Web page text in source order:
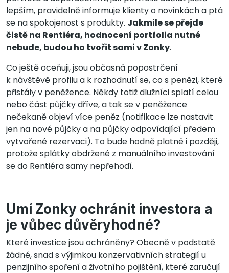
lepším, pravidelně informuje klienty o novinkách a ptá
se na spokojenost s produkty. Jakmile se přejde
čistě na Rentiéra, hodnocení portfolia nutné
nebude, budou ho tvořit sami v Zonky.
Co ještě oceňuji, jsou občasná popostrčení
k návštěvě profilu a k rozhodnutí se, co s penězi, které
přistály v peněžence. Někdy totiž dlužníci splatí celou
nebo část půjčky dříve, a tak se v peněžence
nečekaně objeví více peněz (notifikace lze nastavit
jen na nové půjčky a na půjčky odpovídající předem
vytvořené rezervaci). To bude hodně platné i později,
protože splátky obdržené z manuálního investování
se do Rentiéra samy nepřehodí.
Umí Zonky ochránit investora a
je vůbec důvěryhodné?
Které investice jsou ochráněny? Obecně v podstatě
žádné, snad s výjimkou konzervativních strategií u
penzijního spoření a životního pojištění, které zaručují